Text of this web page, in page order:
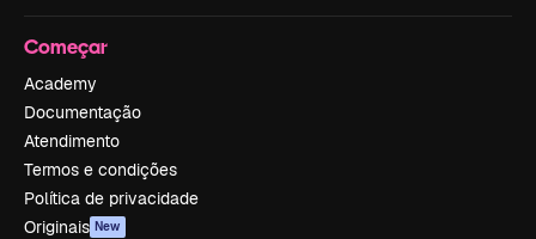
Começar
Academy
Documentação
Atendimento
Termos e condições
Política de privacidade
Originais New